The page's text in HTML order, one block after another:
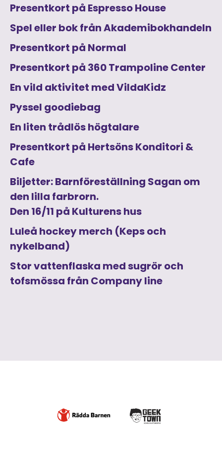
Presentkort på Espresso House
Spel eller bok från Akademibokhandeln
Presentkort på Normal
Presentkort på 360 Trampoline Center
En vild aktivitet med VildaKidz
Pyssel goodiebag
En liten trådlös högtalare
Presentkort på Hertsöns Konditori &
Cafe
Biljetter: Barnföreställning Sagan om
den lilla farbrorn.
Den 16/11 på Kulturens hus
Luleå hockey merch (Keps och
nykelband)
Stor vattenflaska med sugrör och
tofsmössa från Company line